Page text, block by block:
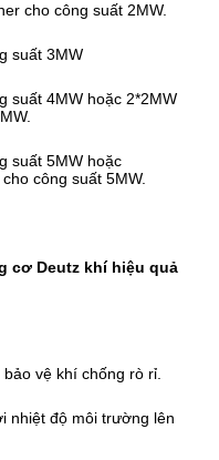
cho công suất 2MW.
suất 3MW
suất 4MW hoặc 2*2MW
suất 5MW hoặc
công suất 5MW.
cơ Deutz khí hiệu quả
vệ khí chống rò rỉ.
nhiệt độ môi trường lên